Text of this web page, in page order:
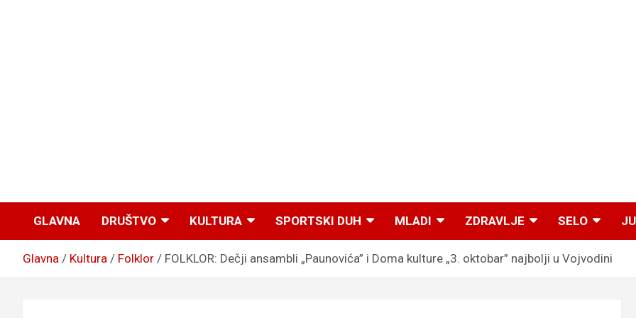
GLAVNA DRUŠTVO KULTURA SPORTSKI DUH MLADI ZDRAVLJE SELO
Glavna Kultura Folklor FOLKLOR: Dečji ansambli „Paunovića” i Doma kulture „3. oktobar” najbolji u Vojvodini